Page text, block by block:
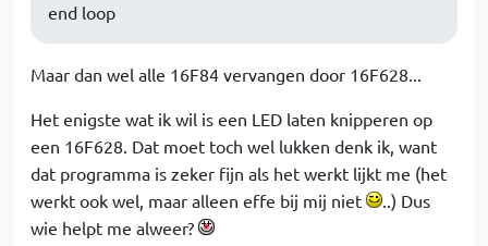
end loop
Maar dan wel alle 16F84 vervangen door 16F628...
Het enigste wat ik wil is een LED laten knipperen op
een 16F628. Dat moet toch wel lukken denk ik, want
dat programma is zeker fijn als het werkt lijkt me (het
werkt ook wel, maar alleen effe bij mij niet
..) Dus
wie helpt me alweer?